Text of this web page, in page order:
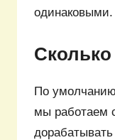
одинаковыми.
По
мы работаем